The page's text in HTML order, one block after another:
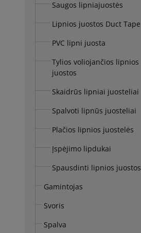
Saugos lipniajuostės
Lipnios juostos Duct Tape
PVC lipni juosta
Tylios voliojančios lipnios
juostos
Skaidrūs lipniai juosteliai
Spalvoti lipnūs juosteliai
Plačios lipnios juostelės
Įspėjimo lipdukai
Spausdinti lipnios juostos
Gamintojas
Svoris
Spalva